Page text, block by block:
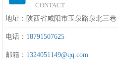
CONTACT
地址：陕西省咸阳市玉泉路泉北三巷
电话： 18791507625
邮箱： 1324051149@qq.com